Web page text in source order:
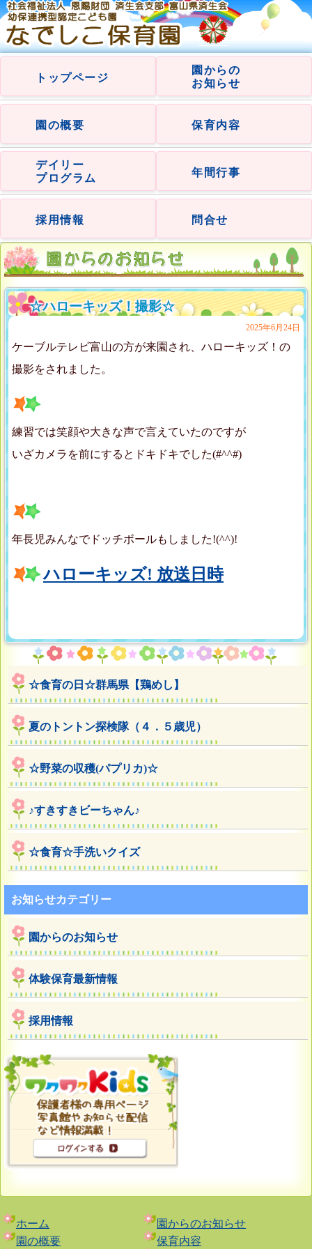
トップページ
園からの
お知らせ
園の概要 保育内容
デイリー
プログラム
年間行事
採用情報 問合せ
☆ハローキッズ！撮影☆
2025年6月24日
ケーブルテレビ富山の方が来園され、ハローキッズ！の
撮影をされました。
練習では笑顔や大きな声で言えていたのですが
いざカメラを前にするとドキドキでした(#^^#)
年長児みんなでドッチボールもしました!(^^)!
ハローキッズ! 放送日時
☆食育の日☆群馬県【鶏めし】
夏のトントン探検隊（４．５歳児）
☆野菜の収穫(パプリカ)☆
♪すきすきビーちゃん♪
☆食育☆手洗いクイズ
お知らせカテゴリー
園からのお知らせ
体験保育最新情報
採用情報
ホーム
園からのお知らせ
園の概要
保育内容